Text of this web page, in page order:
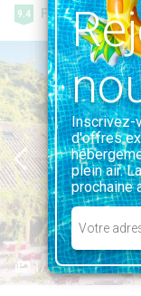
9.4 Fabuleuse 69 avis
1/22
Inscrivez-
d'offres
plein air.
prochaine